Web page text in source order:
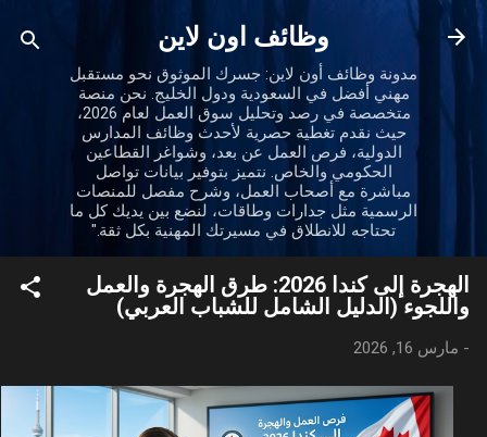
التخطي إلى المحتوى الرئيسي
وظائف اون لاين
مدونة وظائف أون لاين: جسرك الموثوق نحو مستقبل
مهني أفضل في السعودية ودول الخليج. نحن منصة
متخصصة في رصد وتحليل سوق العمل لعام 2026،
حيث نقدم تغطية حصرية لأحدث وظائف المدارس
الدولية، فرص العمل عن بعد، وشواغر القطاعين
الحكومي والخاص. نتميز بتوفير بيانات تواصل
مباشرة مع أصحاب العمل، وشرح مفصل للمنصات
الرسمية مثل جدارات وطاقات، لنضع بين يديك كل ما
تحتاجه للانطلاق في مسيرتك المهنية بكل ثقة."
الهجرة إلى كندا 2026: طرق الهجرة والعمل
واللجوء (الدليل الشامل للشباب العربي)
مارس 16, 2026